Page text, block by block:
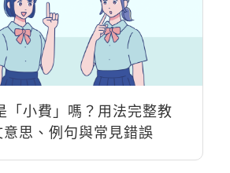
「小費」嗎？用法完整教
意思、例句與常見錯誤